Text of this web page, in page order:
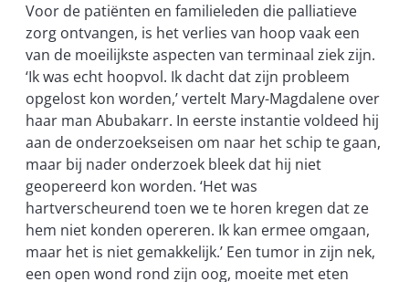
Voor de patiënten en familieleden die palliatieve
zorg ontvangen, is het verlies van hoop vaak een
van de moeilijkste aspecten van terminaal ziek zijn.
‘Ik was echt hoopvol. Ik dacht dat zijn probleem
opgelost kon worden,’ vertelt Mary-Magdalene over
haar man Abubakarr. In eerste instantie voldeed hij
aan de onderzoekseisen om naar het schip te gaan,
maar bij nader onderzoek bleek dat hij niet
geopereerd kon worden. ‘Het was
hartverscheurend toen we te horen kregen dat ze
hem niet konden opereren. Ik kan ermee omgaan,
maar het is niet gemakkelijk.’ Een tumor in zijn nek,
een open wond rond zijn oog, moeite met eten